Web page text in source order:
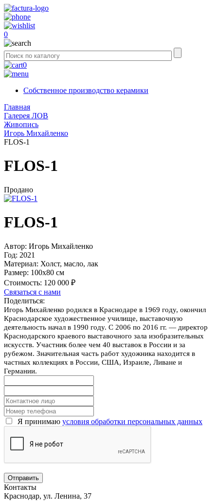
0
0
Собственное производство керамики
Главная
Галерея ЛОВ
Живопись
Игорь Михайленко
FLOS-1
FLOS-1
Продано
FLOS-1
Автор: Игорь Михайленко
Год: 2021
Материал: Холст, масло, лак
Размер: 100х80 см
Стоимость: 120 000 ₽
Связаться с нами
Поделиться:
Игорь Михайленко родился в Краснодаре в 1969 году, окончил
Краснодарское художественное училище, выставочную
деятельность начал в 1990 году. С 2006 по 2016 гг. — директор
Краснодарского краевого выставочного зала изобразительных
искусств. Участник более чем 40 выставок в России и за
рубежом. Значительная часть работ художника находится в
частных коллекциях в России, США, Израиле, Ливане и
Германии.
Я принимаю условия обработки персональных данных
Контакты
Краснодар, ул. Ленина, 37